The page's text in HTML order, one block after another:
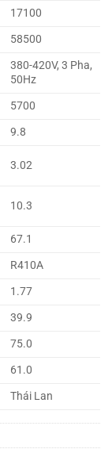
17100
58500
380-420V, 3 Pha,
50Hz
5700
9.8
3.02
10.3
67.1
R410A
1.77
39.9
75.0
61.0
Thái Lan